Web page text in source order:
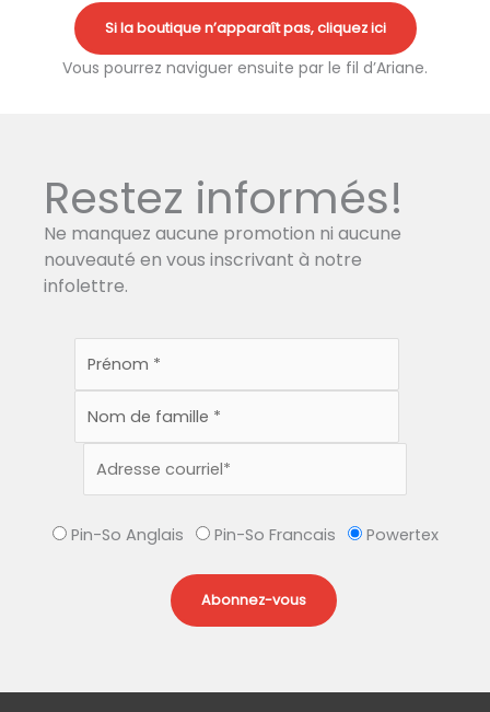
Si la boutique n’apparaît pas, cliquez ici
Vous pourrez naviguer ensuite par le fil d’Ariane.
Restez informés!
Ne manquez aucune promotion ni aucune
nouveauté en vous inscrivant à notre
infolettre.
Pin-So Anglais Pin-So Francais Powertex